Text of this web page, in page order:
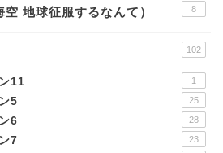
地球征服するなんて） 8
102
11 1
5 25
6 28
7 23